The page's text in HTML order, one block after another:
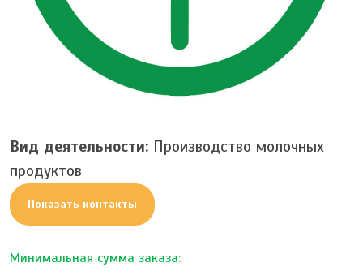
Вид деятельности: Производство молочных
продуктов
Показать контакты
Минимальная сумма заказа: